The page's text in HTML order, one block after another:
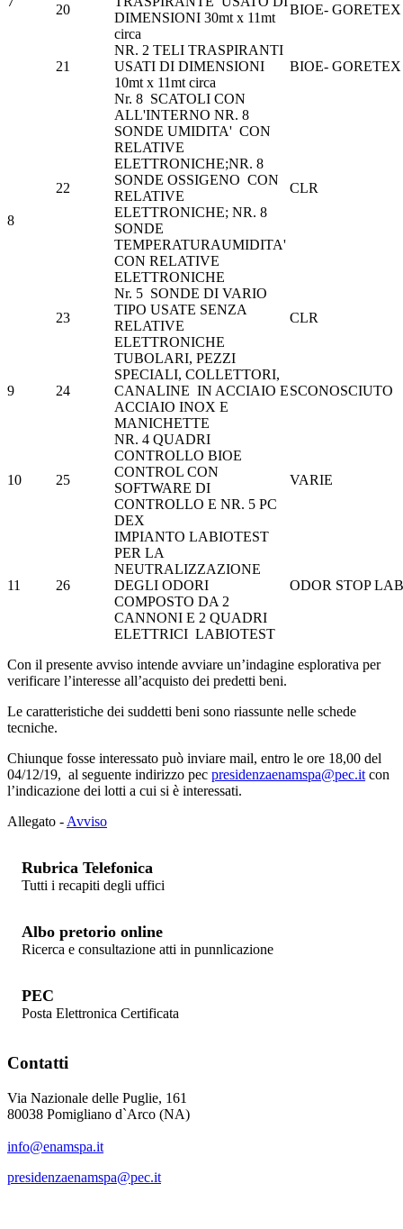
20
DIMENSIONI 30mt x 11mt
circa
BIOE- GORETEX
21
NR. 2 TELI TRASPIRANTI
USATI DI DIMENSIONI
10mt x 11mt circa
BIOE- GORETEX
8
22
Nr. 8 SCATOLI CON
ALL'INTERNO NR. 8
SONDE UMIDITA' CON
RELATIVE
ELETTRONICHE;NR. 8
SONDE OSSIGENO CON
RELATIVE
ELETTRONICHE; NR. 8
SONDE
TEMPERATURAUMIDITA'
CON RELATIVE
ELETTRONICHE
CLR
23
Nr. 5 SONDE DI VARIO
TIPO USATE SENZA
RELATIVE
ELETTRONICHE
CLR
9 24
TUBOLARI, PEZZI
SPECIALI, COLLETTORI,
CANALINE IN ACCIAIO E
ACCIAIO INOX E
MANICHETTE
SCONOSCIUTO
10 25
NR. 4 QUADRI
CONTROLLO BIOE
CONTROL CON
SOFTWARE DI
CONTROLLO E NR. 5 PC
DEX
VARIE
11 26
IMPIANTO LABIOTEST
PER LA
NEUTRALIZZAZIONE
DEGLI ODORI
COMPOSTO DA 2
CANNONI E 2 QUADRI
ELETTRICI LABIOTEST
ODOR STOP
Con il presente avviso intende avviare un’indagine esplorativa per
verificare l’interesse all’acquisto dei predetti beni.
Le caratteristiche dei suddetti beni sono riassunte nelle schede
tecniche.
Chiunque fosse interessato può inviare mail, entro le ore 18,00 del
04/12/19, al seguente indirizzo pec presidenzaenamspa@pec.itcon
l’indicazione dei lotti a cui si è interessati.
Allegato -Avviso
Rubrica Telefonica
Tutti i recapiti degli uffici
Albo pretorio online
Ricerca e consultazione atti in punnlicazione
PEC
Posta Elettronica Certificata
Contatti
Via Nazionale delle Puglie, 161
80038 Pomigliano d`Arco (NA)
info@enamspa.it
presidenzaenamspa@pec.it